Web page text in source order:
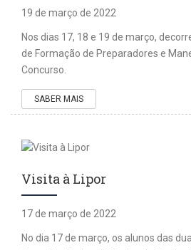
19 de março de 2022
Nos dias 17, 18 e 19 de março,
de Formação de Preparadores e
Concurso.
SABER MAIS
Visita à Lipor
17 de março de 2022
No dia 17 de março, os alunos das